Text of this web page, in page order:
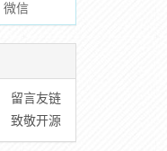
微信
留言友链
致敬开源